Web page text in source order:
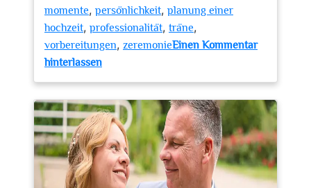
momente, persönlichkeit, planung einer
hochzeit, professionalität, träne,
vorbereitungen, zeremonieEinen Kommentar
hinterlassenzu
des
Fotografen:
Unvergessliche
Hochzeitsfotos
einfangen